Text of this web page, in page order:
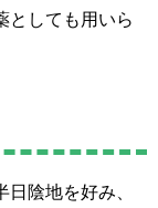
としても用いら
陰地を好み、